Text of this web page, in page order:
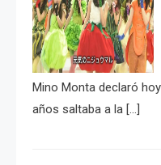
Mino Monta declaró
años saltaba a la […]